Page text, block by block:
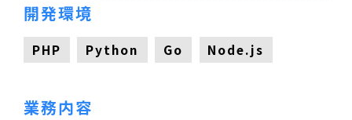
開発環境
PHP Python Go Node.js
業務内容